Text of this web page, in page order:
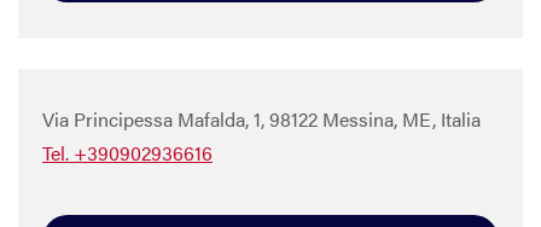
Via Principessa Mafalda, 1, 98122 Messina, ME, Italia
Tel. +390902936616